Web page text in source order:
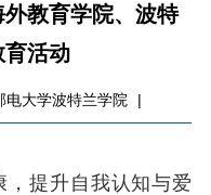
教育学院、波特
育活动
电大学波特兰学院 |
，提升自我认知与爱